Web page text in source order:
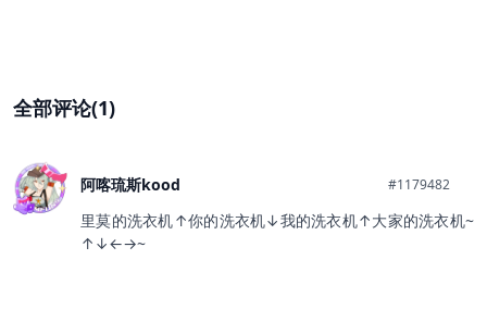
全部评论(1)
阿喀琉斯kood #1179482
里莫的洗衣机↑你的洗衣机↓我的洗衣机↑大家的洗衣机~
↑↓←→~